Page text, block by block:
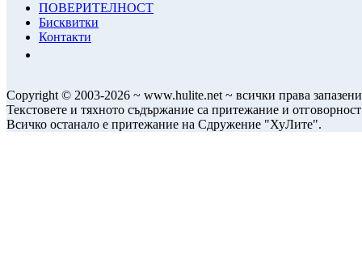
ПОВЕРИТЕЛНОСТ
Бисквитки
Контакти
Copyright © 2003-2026 ~ www.hulite.net ~ всички права
Текстовете и тяхното съдържание са притежание и
Всичко останало е притежание на Сдружение "ХуЛите".